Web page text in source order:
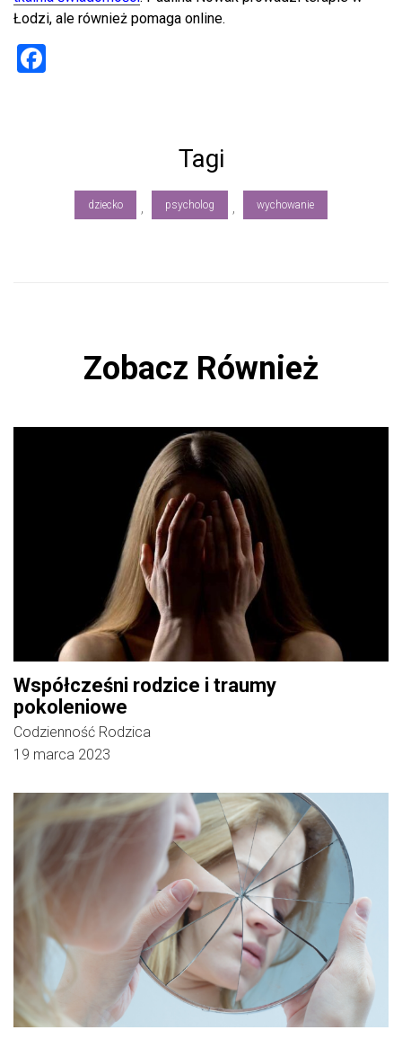
Łodzi, ale również pomaga online.
Tagi
dziecko , psycholog , wychowanie
Zobacz Również
Współcześni rodzice i traumy
pokoleniowe
Codzienność Rodzica
19 marca 2023